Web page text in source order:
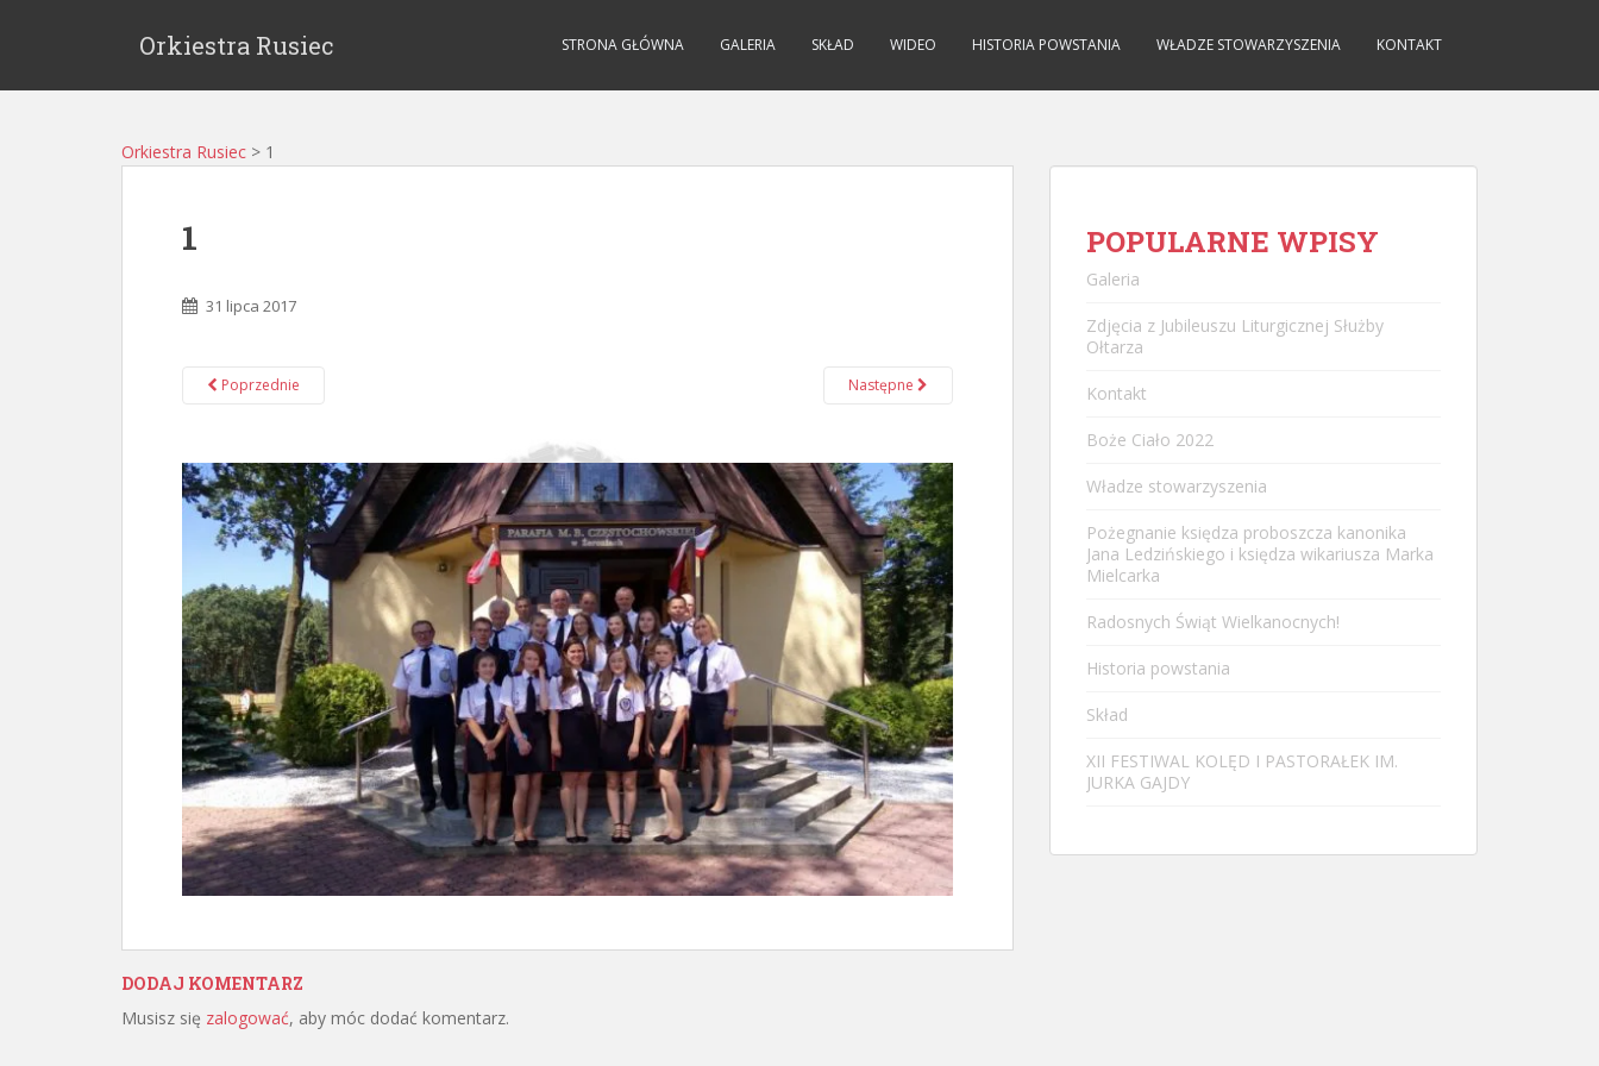
Orkiestra Rusiec STRONA GŁÓWNA GALERIA SKŁAD WIDEO HISTORIA POWSTANIA WŁADZE STOWARZYSZENIA KONTAKT
Orkiestra Rusiec > 1
1
31 lipca 2017
Poprzednie Następne
DODAJ KOMENTARZ
Musisz się zalogować, aby móc dodać komentarz.
POPULARNE WPISY
Galeria
Zdjęcia z Jubileuszu Liturgicznej Służby
Ołtarza
Kontakt
Boże Ciało 2022
Władze stowarzyszenia
Pożegnanie księdza proboszcza kanonika
Jana Ledzińskiego i księdza wikariusza Marka
Mielcarka
Radosnych Świąt Wielkanocnych!
Historia powstania
Skład
XII FESTIWAL KOLĘD I PASTORAŁEK IM.
JURKA GAJDY